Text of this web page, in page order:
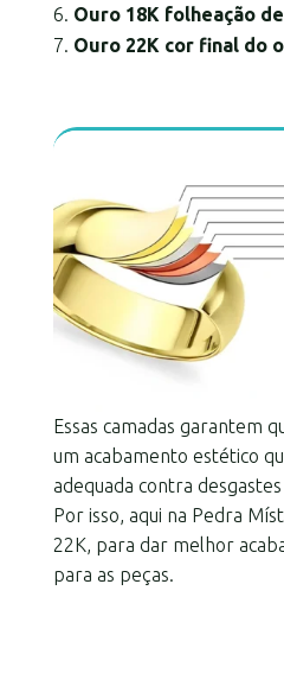
Ouro 18K folheação
Ouro 22K cor final do
Essas camadas garantem
um acabamento estético
adequada contra
Por isso, aqui na Pedra
22K, para dar melhor
para as peças.